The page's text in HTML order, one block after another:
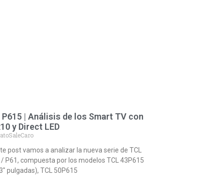
P615 | Análisis de los Smart TV con
y Direct LED
post vamos a analizar la nueva serie de TCL
/ P61, compuesta por los modelos TCL 43P615
pulgadas), TCL 50P615